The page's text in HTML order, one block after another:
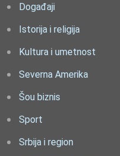
Događaji
Istorija i religija
Kultura i umetnost
Severna Amerika
Šou biznis
Sport
Srbija i region